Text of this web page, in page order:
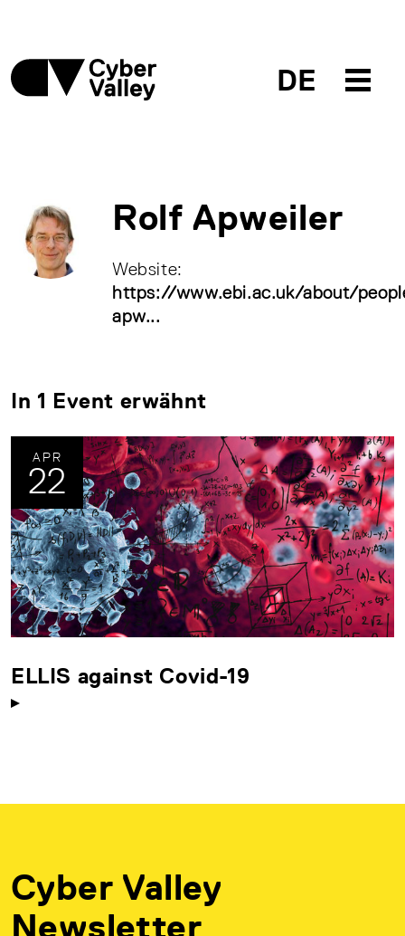
DE
Rolf Apweiler
Website:
https://www.ebi.ac.uk/about/
apw...
In 1 Event erwähnt
APR
22
ELLIS against Covid-19
Cyber Valley
Newsletter